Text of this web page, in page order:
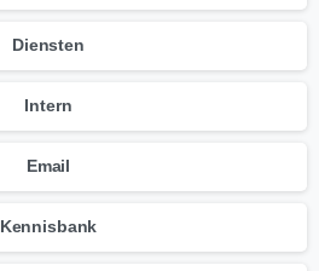
Diensten
Intern
Email
Kennisbank